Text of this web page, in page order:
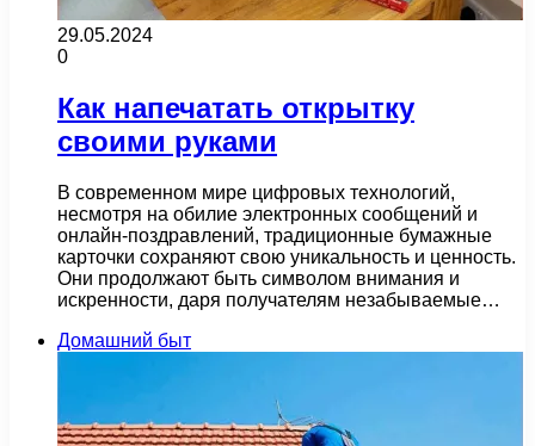
29.05.2024
0
Как напечатать открытку
своими руками
В современном мире цифровых технологий,
несмотря на обилие электронных сообщений и
онлайн-поздравлений, традиционные бумажные
карточки сохраняют свою уникальность и ценность.
Они продолжают быть символом внимания и
искренности, даря получателям незабываемые…
Домашний быт